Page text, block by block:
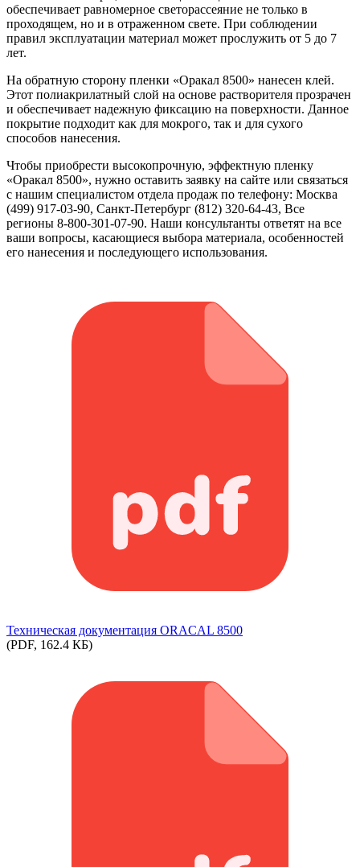
обеспечивает равномерное светорассеяние не только в
проходящем, но и в отраженном свете. При соблюдении
правил эксплуатации материал может прослужить от 5 до 7
лет.
На обратную сторону пленки «Оракал 8500» нанесен клей.
Этот полиакрилатный слой на основе растворителя прозрачен
и обеспечивает надежную фиксацию на поверхности. Данное
покрытие подходит как для мокрого, так и для сухого
способов нанесения.
Чтобы приобрести высокопрочную, эффектную пленку
«Оракал 8500», нужно оставить заявку на сайте или связаться
с нашим специалистом отдела продаж по телефону: Москва
(499) 917-03-90, Санкт-Петербург (812) 320-64-43, Все
регионы 8-800-301-07-90. Наши консультанты ответят на все
ваши вопросы, касающиеся выбора материала, особенностей
его нанесения и последующего использования.
Техническая документация ORACAL 8500
(PDF, 162.4 КБ)